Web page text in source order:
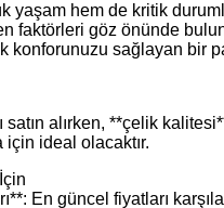
yaşam hem de kritik
faktörleri göz önünde
konforunuzu sağlayan bir
satın alırken, **çelik
için ideal olacaktır.
En güncel fiyatları